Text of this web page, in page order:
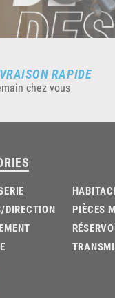
RAPIDE
chez vous
DIRECTION
PIÈCES